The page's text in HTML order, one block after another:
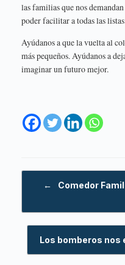
las familias que nos
poder facilitar a todas las
Ayúdanos a que la vuelta al
más pequeños. Ayúdanos a
imaginar un futuro mejor.
Navegador de artículos
←
Comedor
Los bomberos nos